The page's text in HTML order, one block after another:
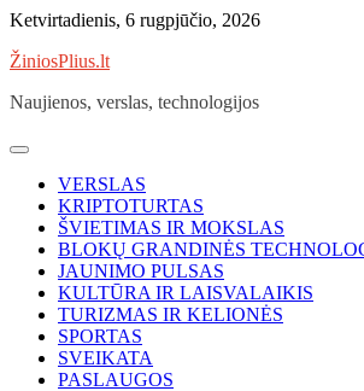
Skip
content
Ketvirtadienis, 6 rugpjūčio, 2026
ŽiniosPlius.lt
Naujienos, verslas, technologijos
VERSLAS
KRIPTOTURTAS
ŠVIETIMAS IR MOKSLAS
BLOKŲ GRANDINĖS
JAUNIMO PULSAS
KULTŪRA IR LAISVALAIKIS
TURIZMAS IR KELIONĖS
SPORTAS
SVEIKATA
PASLAUGOS